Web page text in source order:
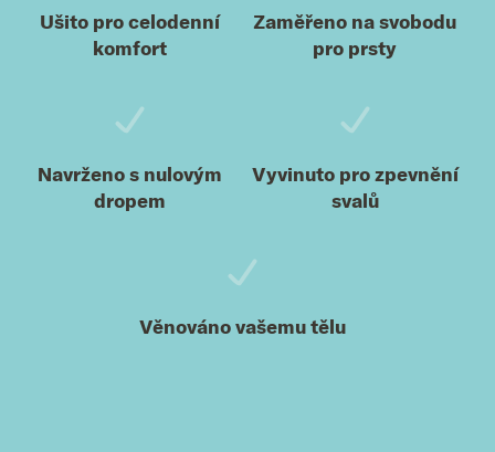
Ušito pro celodenní
komfort
Zaměřeno na svobodu
pro prsty
Navrženo s nulovým
dropem
Vyvinuto pro zpevnění
svalů
Věnováno vašemu tělu